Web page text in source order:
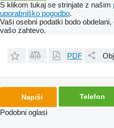
S klikom tukaj se strinjate z našim
uporabniško pogodbo.
Vaši osebni podatki bodo
vašo zahtevo.
PDF
Napiši Telefon
Podobni oglasi